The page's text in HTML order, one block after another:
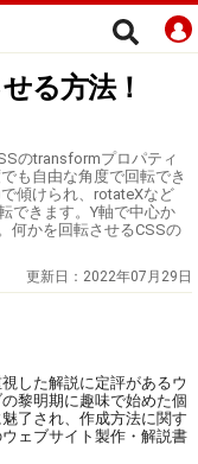
る方法！
のtransformプロパティ
も自由な角度で回転でき
傾けられ、rotateXなど
できます。Y軸で中心か
何かを回転させるCSSの
更新日： 2022年07月29日
した解説に定評があるウ
黎明期に趣味で始めた個
了され、作成方法に関す
ェブサイト製作・解説書